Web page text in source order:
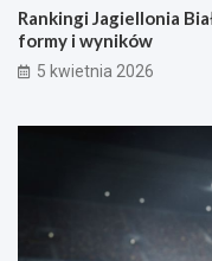
Rankingi Jagiellonia
formy i wyników
5 kwietnia 2026